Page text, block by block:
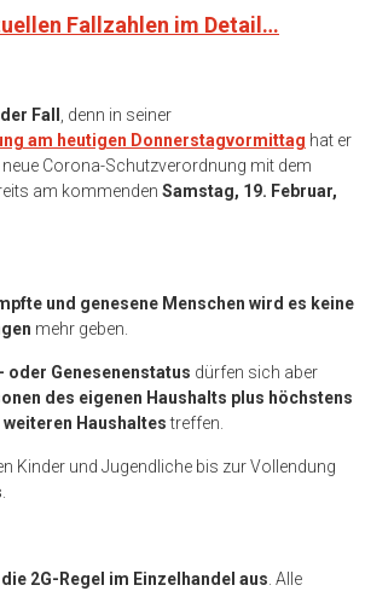
Fallzahlen im Detail…
Fall
, denn in seiner
am heutigen Donnerstagvormittag hat er
Corona-Schutzverordnung mit dem
am kommenden Samstag, 19. Februar,
und genesene Menschen wird es keine
mehr geben.
oder Genesenenstatus dürfen sich aber
des eigenen Haushalts plus höchstens
Haushaltestreffen.
Kinder und Jugendliche bis zur Vollendung
2G-Regel im Einzelhandel aus . Alle